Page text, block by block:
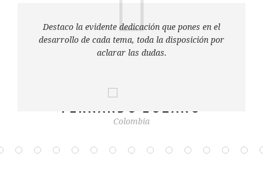
Destaco la evidente dedicación que pones en el
desarrollo de cada tema, toda la disposición por
aclarar las dudas.
FERNANDO LOZANO
Colombia